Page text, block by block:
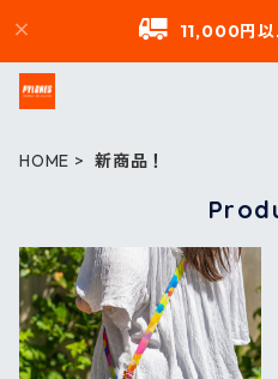
11,000円以
HOME 新商品！